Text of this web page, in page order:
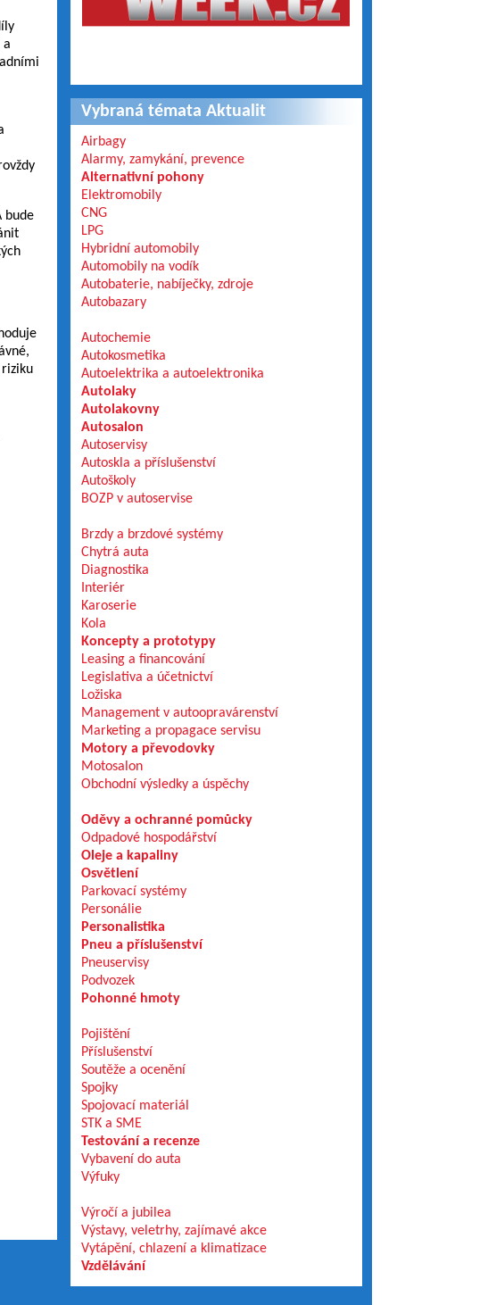
a
bude
Vybraná témata Aktualit
Airbagy
Alarmy, zamykání, prevence
Alternativní pohony
Elektromobily
CNG
LPG
Hybridní automobily
Automobily na vodík
Autobaterie, nabíječky, zdroje
Autobazary
Autochemie
Autokosmetika
Autoelektrika a autoelektronika
Autolaky
Autolakovny
Autosalon
Autoservisy
Autoskla a příslušenství
Autoškoly
BOZP v autoservise
Brzdy a brzdové systémy
Chytrá auta
Diagnostika
Interiér
Karoserie
Kola
Koncepty a prototypy
Leasing a financování
Legislativa a účetnictví
Ložiska
Management v autoopravárenství
Marketing a propagace servisu
Motory a převodovky
Motosalon
Obchodní výsledky a úspěchy
Oděvy a ochranné pomůcky
Odpadové hospodářství
Oleje a kapaliny
Osvětlení
Parkovací systémy
Personálie
Personalistika
Pneu a příslušenství
Pneuservisy
Podvozek
Pohonné hmoty
Pojištění
Příslušenství
Soutěže a ocenění
Spojky
Spojovací materiál
STK a SME
Testování a recenze
Vybavení do auta
Výfuky
Výročí a jubilea
Výstavy, veletrhy, zajímavé akce
Vytápění, chlazení a klimatizace
Vzdělávání